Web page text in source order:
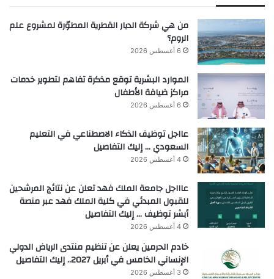
من هي شركة الديار القطرية المطوّرة لمشروع علم
الروم؟
6 أغسطس 2026
الموارد البشرية توقع مذكرة تفاهم لتطوير خدمات
مراكز ضيافة الأطفال
6 أغسطس 2026
عااجل توظيف الذكاء الاصطناعي في التعليم
السعودي … إليك التفاصيل
4 أغسطس 2026
عاااجل جامعة الملك فهد تعلن عن نتائج المرشحين
للقبول المبدئي في كلية الملك فهد عبر منصة
أبشر توظيف … إليك التفاصيل
4 أغسطس 2026
خادم الحرمين يعلن عن تنظيم منتدى الرياض الدولي
الإنساني الخامس في أبريل 2027.. إليك التفاصيل
3 أغسطس 2026